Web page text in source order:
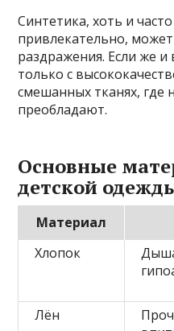
Синтетика, хоть и
привлекательно,
раздражения. Если же и
только с
смешанных тканях, где
преобладают.
Основные
детской
Материал
Хлопок
Лён